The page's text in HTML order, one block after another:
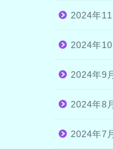
2024年11
2024年10
2024年9
2024年8
2024年7